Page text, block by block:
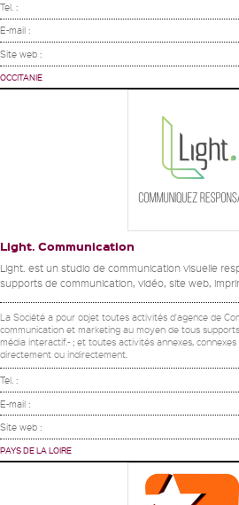
Tel. :
E-mail :
Site web :
OCCITANIE
Light. Communication
Light. est un studio de communication visuelle
supports de communication, vidéo, site web,
La Société a pour objet toutes activités d'agence de
communication et marketing au moyen de tous
média interactif.- ; et toutes activités annexes,
directement ou indirectement.
Tel. :
E-mail :
Site web :
PAYS DE LA LOIRE